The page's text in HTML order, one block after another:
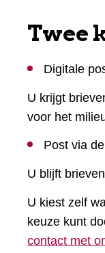
Twee
Digitale
U krijgt
voor het
Post via
U blijft
U kiest zelf
keuze kunt
contact met